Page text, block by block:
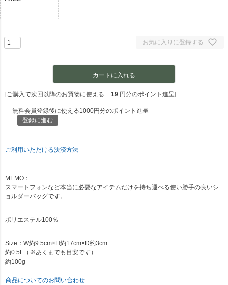
お気に入りに登録する
カートに入れる
[ご購入で次回以降のお買物に使える 19 円分のポイント進呈]
無料会員登録後に使える1000円分のポイント進呈
登録に進む
ご利用いただける決済方法
MEMO：
スマートフォンなど本当に必要なアイテムだけを持ち運べる使い勝手の良いシ
ョルダーバッグです。
ポリエステル100％
Size：W約9.5cm×H約17cm×D約3cm
約0.5L（※あくまでも目安です）
約100g
商品についてのお問い合わせ